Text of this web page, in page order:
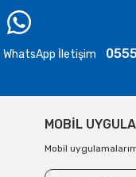
WhatsApp İletişim
MOBİL
Mobil